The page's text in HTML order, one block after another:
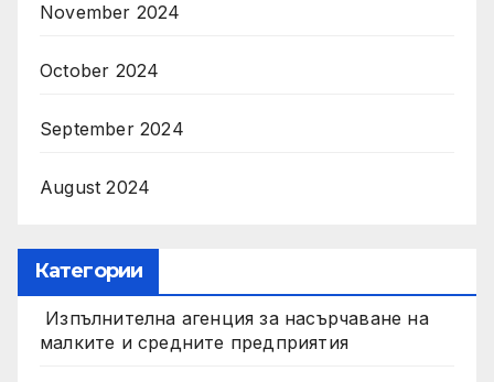
November 2024
October 2024
September 2024
August 2024
Категории
Изпълнителна агенция за насърчаване на
малките и средните предприятия